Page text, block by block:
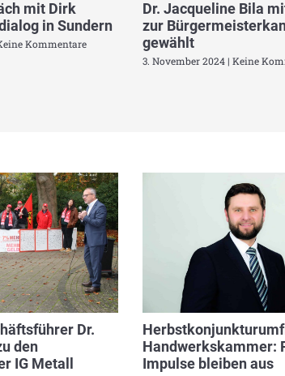
mit Dirk
in Sundern
Kommentare
Dr. Jacqueline Bila
zur
gewählt
3. November 2024 Keine
Dr.
den
IG Metall
Handwerkskammer:
Impulse bleiben aus